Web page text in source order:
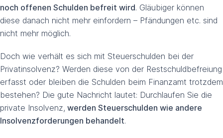
noch offenen Schulden befreit wird. Gläubiger können
diese danach nicht mehr einfordern – Pfändungen etc. sind
nicht mehr möglich.
Doch wie verhält es sich mit Steuerschulden bei der
Privatinsolvenz? Werden diese von der Restschuldbefreiung
erfasst oder bleiben die Schulden beim Finanzamt trotzdem
bestehen? Die gute Nachricht lautet: Durchlaufen Sie die
private Insolvenz, werden Steuerschulden wie andere
Insolvenzforderungen behandelt.